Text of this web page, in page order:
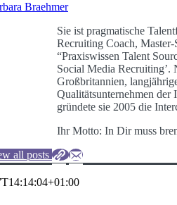
Braehmer
Sie ist pragmatische
Recruiting Coach,
“Praxiswissen Talent
Social Media
Großbritannien,
Qualitätsunternehmen der
gründete sie 2005 die
Ihr Motto: In Dir muss
all posts